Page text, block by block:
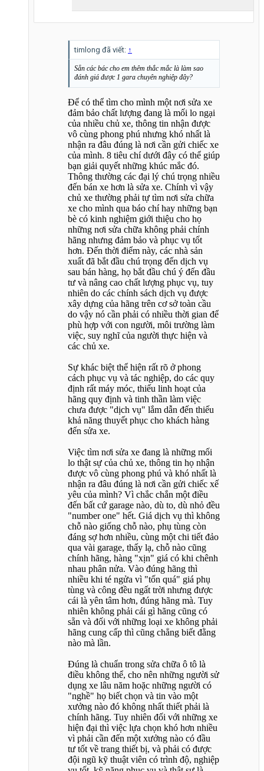
timlong đã viết: ↑
Sẵn các bác cho em thêm thắc mắc là làm sao
đánh giá được 1 gara chuyên nghiệp đây?
Để có thể tìm cho mình một nơi sửa xe
đảm bảo chất lượng đang là mối lo ngại
của nhiều chủ xe, thông tin nhận được
vô cùng phong phú nhưng khó nhất là
nhận ra đâu đúng là nơi cần gửi chiếc xe
của mình. 8 tiêu chí dưới đây có thể giúp
bạn giải quyết những khúc mắc đó.
Thông thường các đại lý chú trọng nhiều
đến bán xe hơn là sửa xe. Chính vì vậy
chủ xe thường phải tự tìm nơi sửa chữa
xe cho mình qua báo chí hay những bạn
bè có kinh nghiệm giới thiệu cho họ
những nơi sửa chữa không phải chính
hãng nhưng đảm bảo và phục vụ tốt
hơn. Đến thời điểm này, các nhà sản
xuất đã bắt đầu chú trọng đến dịch vụ
sau bán hàng, họ bắt đầu chú ý đến đầu
tư và nâng cao chất lượng phục vụ, tuy
nhiên do các chính sách dịch vụ được
xây dựng của hãng trên cơ sở toàn cầu
do vậy nó cần phải có nhiều thời gian để
phù hợp với con người, môi trường làm
việc, suy nghĩ của người thực hiện và
các chủ xe.
Sự khác biệt thể hiện rất rõ ở phong
cách phục vụ và tác nghiệp, do các quy
định rất máy móc, thiếu linh hoạt của
hãng quy định và tinh thần làm việc
chưa được "dịch vụ" lắm dẫn đến thiếu
khả năng thuyết phục cho khách hàng
đến sửa xe.
Việc tìm nơi sửa xe đang là những mối
lo thật sự của chủ xe, thông tin họ nhận
được vô cùng phong phú và khó nhất là
nhận ra đâu đúng là nơi cần gửi chiếc xế
yêu của mình? Vì chắc chắn một điều
đến bất cứ garage nào, dù to, dù nhỏ đều
"number one" hết. Giá dịch vụ thì không
chỗ nào giống chỗ nào, phụ tùng còn
đáng sợ hơn nhiều, cùng một chi tiết đảo
qua vài garage, thấy lạ, chỗ nào cũng
chính hãng, hàng "xịn" giá có khi chênh
nhau phân nửa. Vào đúng hãng thì
nhiều khi té ngửa vì "tốn quá" giá phụ
tùng và công đều ngất trời nhưng được
cái là yên tâm hơn, đúng hãng mà. Tuy
nhiên không phải cái gì hãng cũng có
sẵn và đối với những loại xe không phải
hãng cung cấp thì cũng chẳng biết đằng
nào mà lần.
Đúng là chuẩn trong sửa chữa ô tô là
điều không thể, cho nên những người sử
dụng xe lâu năm hoặc những người có
"nghề" họ biết chọn và tin vào một
xưởng nào đó không nhất thiết phải là
chính hãng. Tuy nhiên đối với những xe
hiện đại thì việc lựa chọn khó hơn nhiều
vì phải cần đến một xưởng nào có đầu
tư tốt về trang thiết bị, và phải có được
đội ngũ kỹ thuật viên có trình độ, nghiệp